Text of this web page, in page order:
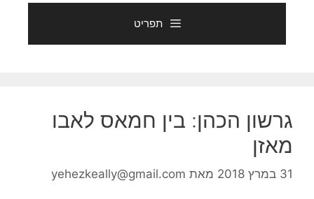
תפריט
גרשון הכהן: בין חמאס לאבו
מאזן
31 במרץ 2018 מאת yehezkeally@gmail.com